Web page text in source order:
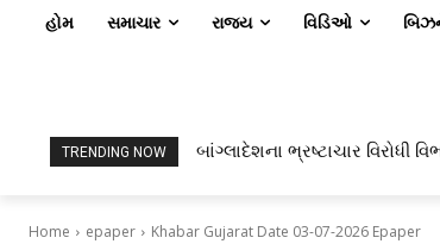
હોમ સમાચાર રાજ્ય વિડિઓ
TRENDING NOW બાંગ્લાદેશના ભ્રષ્ટાચાર વિરોધી
Home epaper Khabar Gujarat Date 03-07-2026 Epaper